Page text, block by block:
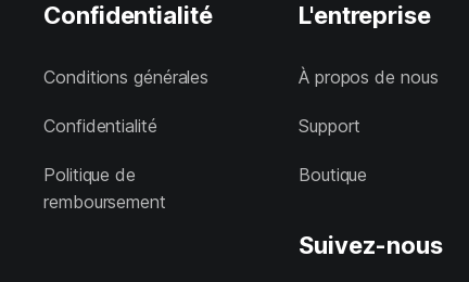
Confidentialité
Conditions générales
Confidentialité
Politique de
remboursement
L'entreprise
À propos de nous
Support
Boutique
Suivez-nous